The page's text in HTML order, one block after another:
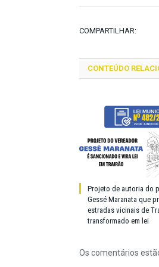
COMPARTILHAR:
CONTEÚDO
Projeto de autoria do
Gessé Maranata que
estradas vicinais de
transformado em lei
Os comentários